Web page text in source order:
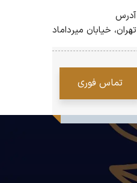
آدرس
تهران، خیابان میرداماد
تماس فوری